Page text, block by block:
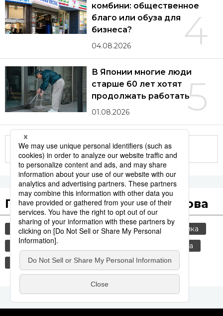
4
комбини: общественное
благо или обуза для
бизнеса?
04.08.2026
5
В Японии многие люди
старше 60 лет хотят
продолжать работать
01.08.2026
Другие статьи по теме
Популярные поисковые слова
общество культура jiji press
политика
императорский дом
экономика
россия
еда и напитки туризм